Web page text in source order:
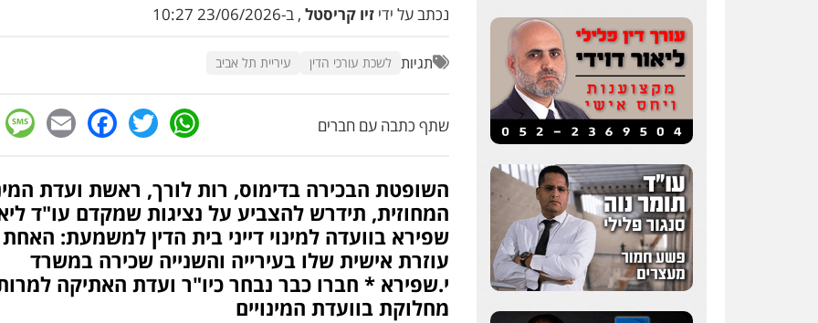
נכתב על ידי זיו קריסטל , ב-23/06/2026 10:27
תגיות לשכת עורכי הדין עיריית תל אביב
שתף כתבה עם חברים WhatsApp
Twitter
השופטת הבכירה בדימוס, רות לורך, ראשת ועדת
המחוזית, תידרש להצביע על נציגות שמקדם עו"ד
שפירא בוועדה למינוי דייני בית הדין למשמעת: האחת
עוזרת אישית שלו בעירייה והשנייה שכירה במשרד
י.שפירא * חברו כבר נבחר כיו"ר ועדת האתיקה
מחלוקת בוועדת המינויים